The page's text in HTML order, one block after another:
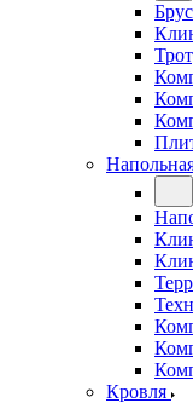
Кровля